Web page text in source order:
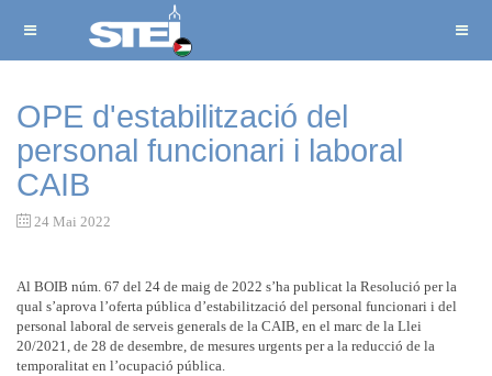
OPE d'estabilització del
personal funcionari i laboral
CAIB
24 Mai 2022
Al BOIB núm. 67 del 24 de maig de 2022 s’ha publicat la Resolució per la
qual s’aprova l’oferta pública d’estabilització del personal funcionari i del
personal laboral de serveis generals de la CAIB, en el marc de la Llei
20/2021, de 28 de desembre, de mesures urgents per a la reducció de la
temporalitat en l’ocupació pública.